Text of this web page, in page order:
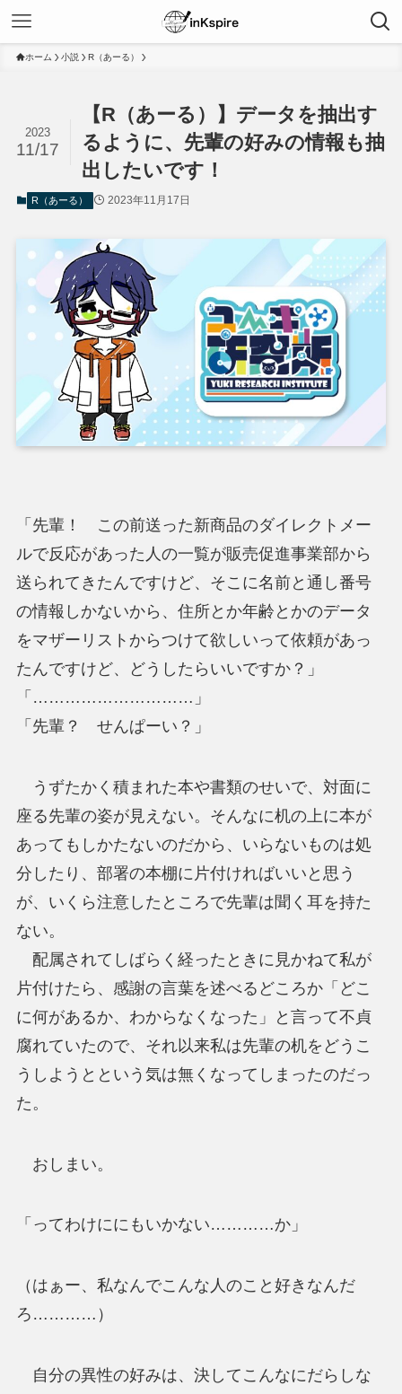
ホーム 小説 R（あーる）
【R（あーる）】データを抽出す
るように、先輩の好みの情報も抽
出したいです！
2023
11/17
R（あーる） 2023年11月17日
「先輩！ この前送った新商品のダイレクトメー
ルで反応があった人の一覧が販売促進事業部から
送られてきたんですけど、そこに名前と通し番号
の情報しかないから、住所とか年齢とかのデータ
をマザーリストからつけて欲しいって依頼があっ
たんですけど、どうしたらいいですか？」
「…………………………」
「先輩？ せんぱーい？」
うずたかく積まれた本や書類のせいで、対面に
座る先輩の姿が見えない。そんなに机の上に本が
あってもしかたないのだから、いらないものは処
分したり、部署の本棚に片付ければいいと思う
が、いくら注意したところで先輩は聞く耳を持た
ない。
配属されてしばらく経ったときに見かねて私が
片付けたら、感謝の言葉を述べるどころか「どこ
に何があるか、わからなくなった」と言って不貞
腐れていたので、それ以来私は先輩の机をどうこ
うしようとという気は無くなってしまったのだっ
た。
おしまい。
「ってわけににもいかない…………か」
（はぁー、私なんでこんな人のこと好きなんだ
ろ…………）
自分の異性の好みは、決してこんなにだらしな